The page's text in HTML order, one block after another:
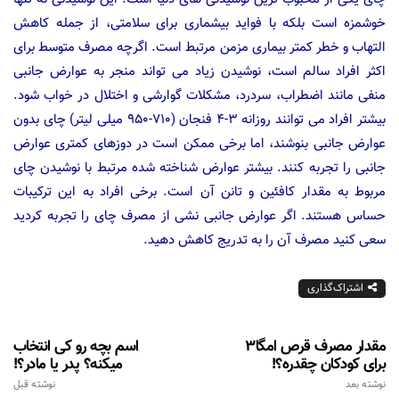
خوشمزه است بلکه با فواید بیشماری برای سلامتی، از جمله کاهش
التهاب و خطر کمتر بیماری مزمن مرتبط است. اگرچه مصرف متوسط ​​برای
اکثر افراد سالم است، نوشیدن زیاد می تواند منجر به عوارض جانبی
منفی مانند اضطراب، سردرد، مشکلات گوارشی و اختلال در خواب شود.
بیشتر افراد می توانند روزانه ۳-۴ فنجان (۷۱۰-۹۵۰ میلی لیتر) چای بدون
عوارض جانبی بنوشند، اما برخی ممکن است در دوزهای کمتری عوارض
جانبی را تجربه کنند. بیشتر عوارض شناخته شده مرتبط با نوشیدن چای
مربوط به مقدار کافئین و تانن آن است. برخی افراد به این ترکیبات
حساس هستند. اگر عوارض جانبی نشی از مصرف چای را تجربه کردید
سعی کنید مصرف آن را به تدریج کاهش دهید.
اشتراک‌گذاری
اسم بچه رو کی انتخاب
میکنه؟ پدر یا مادر؟!
نوشته قبل
مقدار مصرف قرص امگا3
برای کودکان چقدره؟!
نوشته بعد